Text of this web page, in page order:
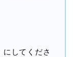
にしてくださ